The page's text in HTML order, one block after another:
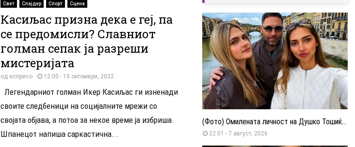
Свет Слајдер Спорт Сцена
Касиљас призна дека е геј, па
се предомисли? Славниот
голман сепак ја разреши
мистеријата
од еспресо 12:00 - 10 октомври, 2022
Легендарниот голман Икер Касиљас ги изненади
своите следбеници на социјалните мрежи со
својата објава, а потоа за некое време ја избриша.
Шпанецот напиша саркастична...
(Фото) Омилената личност на Душко Тошиќ...
22:01 - 7 август, 2026